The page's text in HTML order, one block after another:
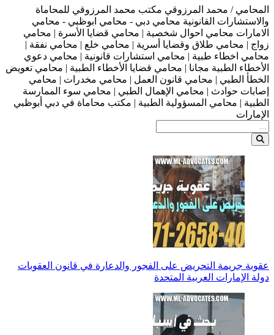
المحامي / محمد المرزوقي مكتب محمد المرزوقي للمحاماة
والاستشارات القانونية محامي دبي - محامي ابوظبي - محامي
الامارات محامي احوال شخصية | محامي قضايا الأسرة | محامي
زواج | محامي طلاق وقضايا أسرية | محامي خلع | محامي نفقة |
محامي اخطاء طبية | محامي استشارات قانونية | محامي دعوي
الأخطاء الطبية مجانا | محامي قضايا الأخطاء الطبية | محامي تعويض
الخطأ الطبي | محامي قانون العمل | محامي مخدرات | محامي
إصابات حوادث | محامي الإهمال الطبي | محامي سوء الممارسة
الطبية | محامي المسؤولية الطبية | مكتب محاماة في دبي أبوظبي
الإمارات
عقوبة جريمة التحريض على الفجور والدعارة في قانون العقوبات
دولة الإمارات العربية المتحدة